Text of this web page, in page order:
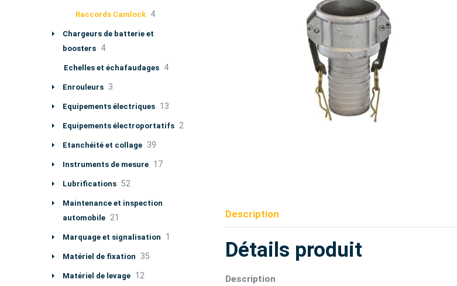
Description
Détails produit
Description
Raccords Camlock 4
Chargeurs de batterie et
boosters 4
Echelles et échafaudages 4
Enrouleurs 3
Equipements électriques 13
Equipements électroportatifs 2
Etanchéité et collage 39
Instruments de mesure 17
Lubrifications 52
Maintenance et inspection
automobile 21
Marquage et signalisation 1
Matériel de fixation 35
Matériel de levage 12